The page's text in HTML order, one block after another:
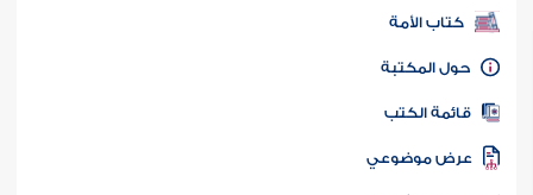
كتب PDF
كتاب الأمة
المكتبة
الكتب